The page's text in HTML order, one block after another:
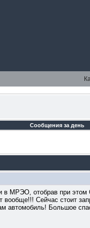
Сообщения за день
в МРЭО, отобрав при
Сейчас стоит
автомобиль! Большое